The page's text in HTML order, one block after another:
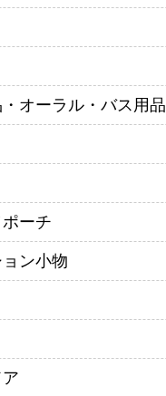
オーラル・バス用品
ーチ
ン小物